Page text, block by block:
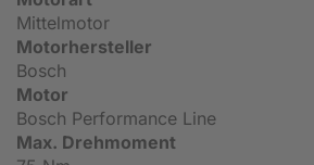
Mittelmotor
Motorhersteller
Bosch
Motor
Bosch Performance Line
Max. Drehmoment